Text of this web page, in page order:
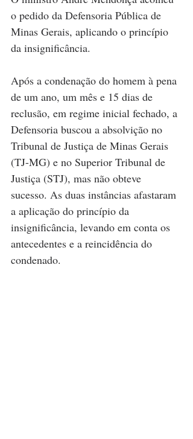
o pedido da Defensoria Pública de
Minas Gerais, aplicando o princípio
da insignificância.
Após a condenação do homem à pena
de um ano, um mês e 15 dias de
reclusão, em regime inicial fechado, a
Defensoria buscou a absolvição no
Tribunal de Justiça de Minas Gerais
(TJ-MG) e no Superior Tribunal de
Justiça (STJ), mas não obteve
sucesso. As duas instâncias afastaram
a aplicação do princípio da
insignificância, levando em conta os
antecedentes e a reincidência do
condenado.